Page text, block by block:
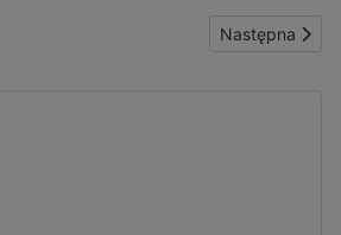
Następna
Następna